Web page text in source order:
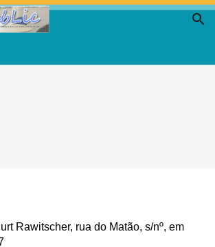
Skip to navigation
Rawitscher, rua do Matão, s/nº, em